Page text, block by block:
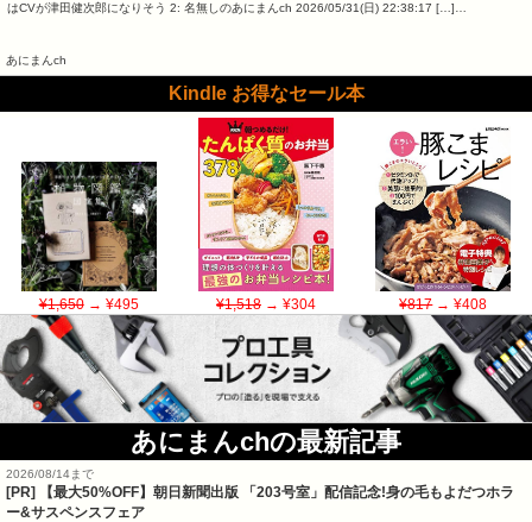
はCVが津田健次郎になりそう 2: 名無しのあにまんch 2026/05/31(日) 22:38:17 […]…
あにまんch
Kindle お得なセール本
¥1,650→ ¥495 ¥1,518→ ¥304 ¥817→ ¥408
あにまんchの最新記事
2026/08/14まで
[PR] 【最大50%OFF】朝日新聞出版 「203号室」配信記念!身の毛もよだつホラ
ー&サスペンスフェア